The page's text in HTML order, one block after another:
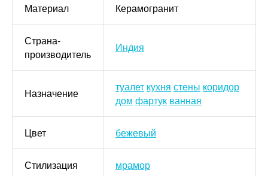
Материал Керамогранит
Страна-
производитель
Индия
Назначение туалет кухня стены коридор
дом фартук ванная
Цвет бежевый
Стилизация мрамор